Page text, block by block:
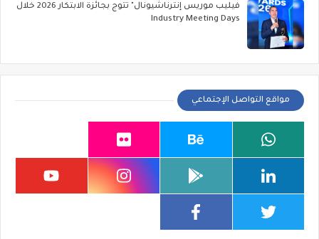
فيليب موريس إنترناشيونال" تتوج بجائزة الابتكار 2026 خلال
Industry Meeting Days
مواقع التواصل الإجتماعي